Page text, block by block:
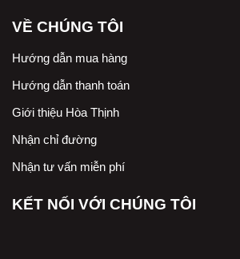
VỀ CHÚNG TÔI
Hướng dẫn mua hàng
Hướng dẫn thanh toán
Giới thiệu Hòa Thịnh
Nhận chỉ đường
Nhận tư vấn miễn phí
KẾT NỐI VỚI CHÚNG TÔI